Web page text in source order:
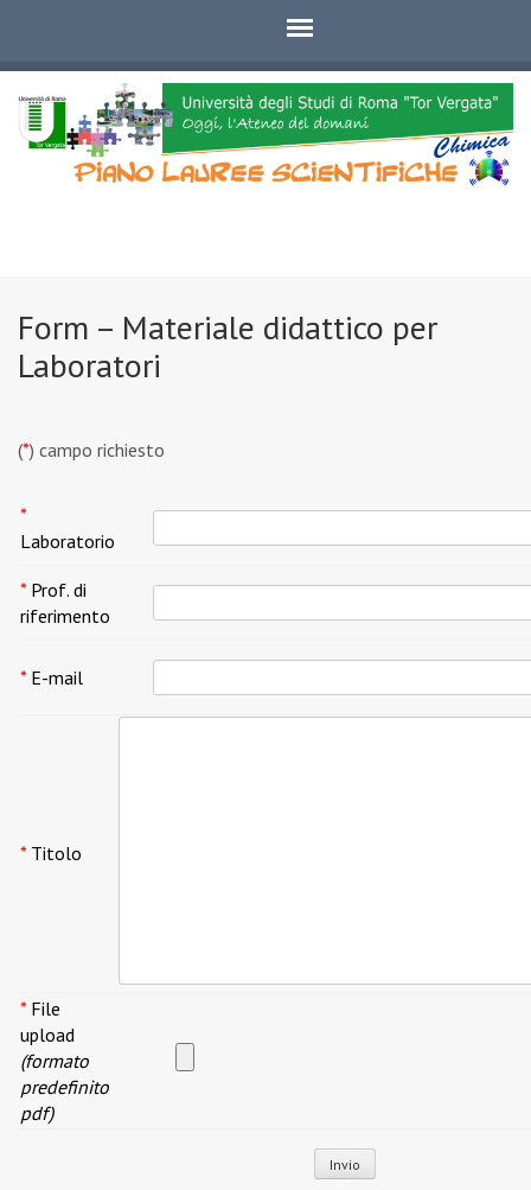
Form – Materiale didattico per
Laboratori
(*) campo richiesto
*
Laboratorio
* Prof. di
riferimento
* E-mail
* Titolo
* File
upload
(formato
predefinito
pdf)